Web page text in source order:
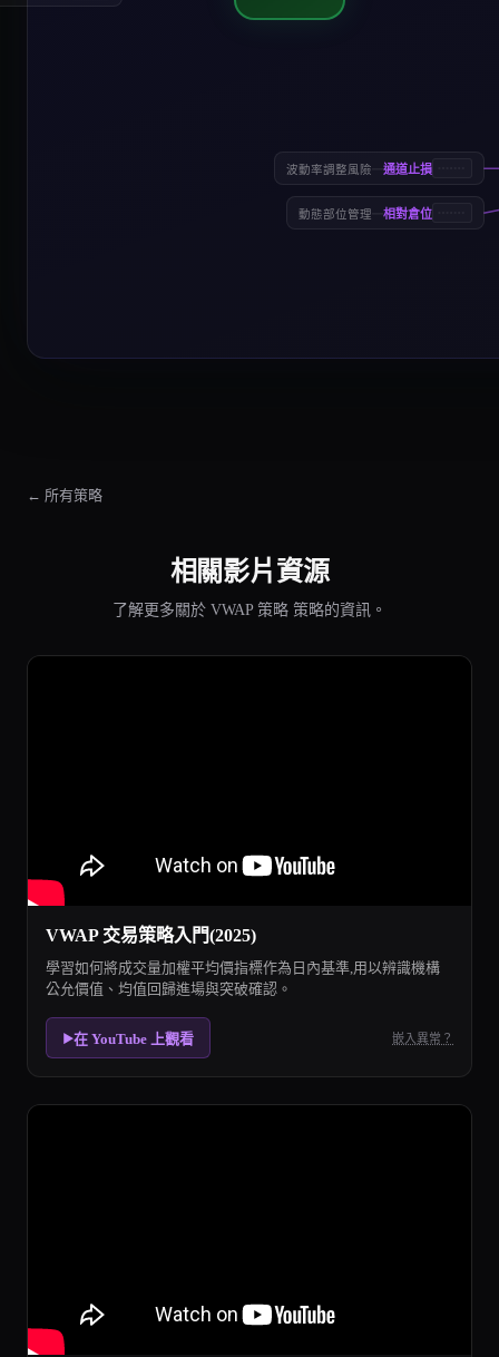
通道止損
波動率調整風險
相對倉位
動態部位管理
← 所有策略
相關影片資源
了解更多關於 VWAP 策略 策略的資訊。
VWAP 交易策略入門(2025)
學習如何將成交量加權平均價指標作為日內基準,用以辨識機構
公允價值、均值回歸進場與突破確認。
▶在 YouTube 上觀看 嵌入異常？